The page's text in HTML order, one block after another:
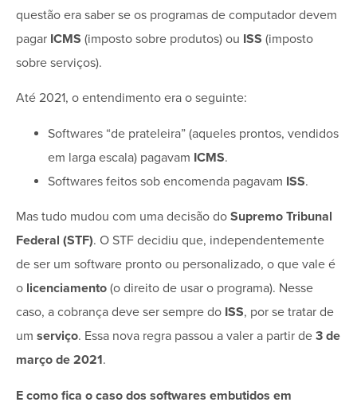
questão era saber se os programas de computador devem
pagar ICMS (imposto sobre produtos) ou ISS (imposto
sobre serviços).
Até 2021, o entendimento era o seguinte:
Softwares “de prateleira” (aqueles prontos, vendidos
em larga escala) pagavam ICMS.
Softwares feitos sob encomenda pagavam ISS.
Mas tudo mudou com uma decisão do Supremo Tribunal
Federal (STF). O STF decidiu que, independentemente
de ser um software pronto ou personalizado, o que vale é
o licenciamento (o direito de usar o programa). Nesse
caso, a cobrança deve ser sempre do ISS, por se tratar de
um serviço. Essa nova regra passou a valer a partir de 3 de
março de 2021.
E como fica o caso dos softwares embutidos em